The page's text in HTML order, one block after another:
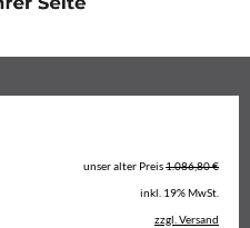
unser alter Preis1.086,80 €
inkl. 19% MwSt.
zzgl. Versand